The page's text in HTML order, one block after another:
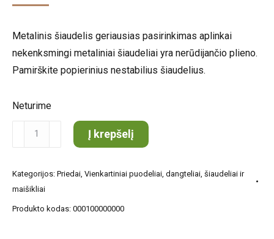
Metalinis šiaudelis geriausias pasirinkimas aplinkai
nekenksmingi metaliniai šiaudeliai yra nerūdijančio plieno.
Pamirškite popierinius nestabilius šiaudelius.
Neturime
produkto
kiekis:
šiaudelis
Į krepšelį
Kategorijos: Priedai Vienkartiniai puodeliai, dangteliai, šiaudeliai ir
maišikliai
Produkto kodas: 000100000000